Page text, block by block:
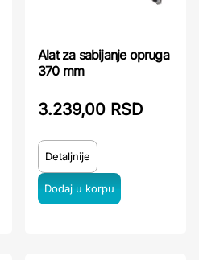
Alat za sabijanje opruga
370 mm
3.239,00 RSD
Detaljnije